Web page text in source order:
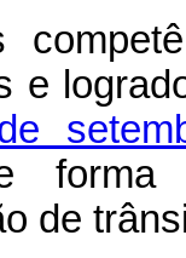
e
forma
de